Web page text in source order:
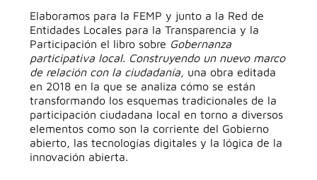
Elaboramos para la FEMP y junto a la Red de
Entidades Locales para la Transparencia y la
Participación el libro sobre Gobernanza
participativa local. Construyendo un nuevo marco
de relación con la ciudadanía, una obra editada
en 2018 en la que se analiza cómo se están
transformando los esquemas tradicionales de la
participación ciudadana local en torno a diversos
elementos como son la corriente del Gobierno
abierto, las tecnologías digitales y la lógica de la
innovación abierta.